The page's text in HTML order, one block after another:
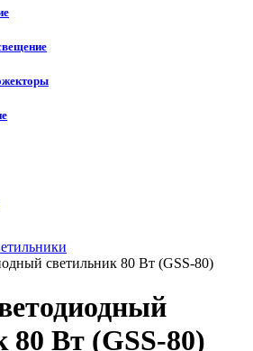
светильник 80 Вт (GSS-80)
80 Вт (GSS-80)